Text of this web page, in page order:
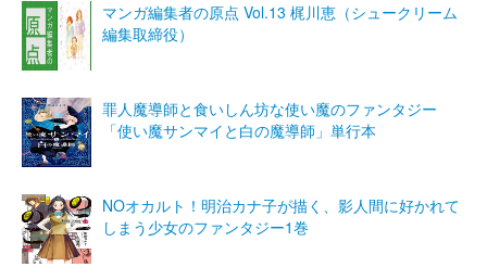
マンガ編集者の原点 Vol.13 梶川恵（シュークリーム
編集取締役）
罪人魔導師と食いしん坊な使い魔のファンタジー
「使い魔サンマイと白の魔導師」単行本
NOオカルト！明治カナ子が描く、影人間に好かれて
しまう少女のファンタジー1巻